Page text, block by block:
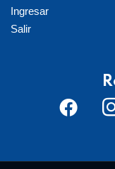
Ingresar
Salir